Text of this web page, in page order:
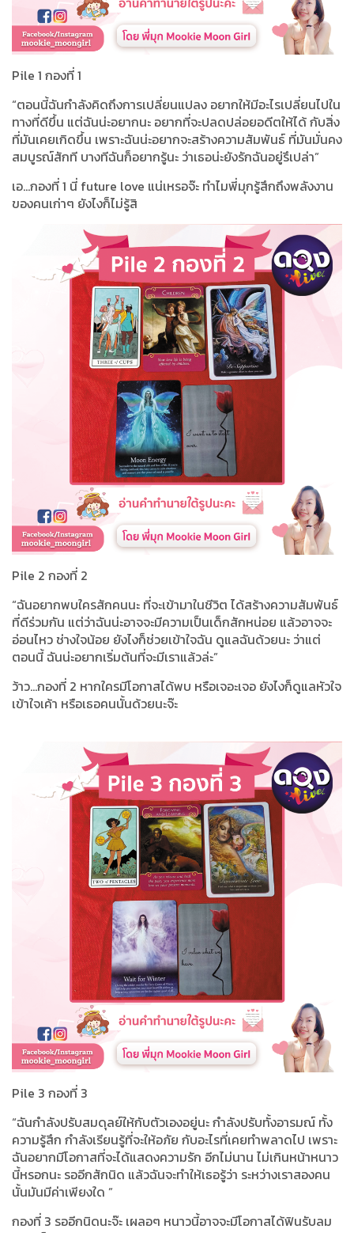
Pile 1 กองที่ 1
“ตอนนี้ฉันกำลังคิดถึงการเปลี่ยนแปลง อยากให้มีอะไรเปลี่ยนไปใน
ทางที่ดีขึ้น แต่ฉันน่ะอยากนะ อยากที่จะปลดปล่อยอดีตให้ได้ กับสิ่ง
ที่มันเคยเกิดขึ้น เพราะฉันน่ะอยากจะสร้างความสัมพันธ์ ที่มันมั่นคง
สมบูรณ์สักที บางทีฉันก็อยากรู้นะ ว่าเธอน่ะยังรักฉันอยู่รึเปล่า”
เอ…กองที่ 1 นี่ future love แน่เหรอจ๊ะ ทำไมพี่มุกรู้สึกถึงพลังงาน
ของคนเก่าๆ ยังไงก็ไม่รู้สิ
Pile 2 กองที่ 2
“ฉันอยากพบใครสักคนนะ ที่จะเข้ามาในชีวิต ได้สร้างความสัมพันธ์
ที่ดีร่วมกัน แต่ว่าฉันน่ะอาจจะมีความเป็นเด็กสักหน่อย แล้วอาจจะ
อ่อนไหว ช่างใจน้อย ยังไงก็ช่วยเข้าใจฉัน ดูแลฉันด้วยนะ ว่าแต่
ตอนนี้ ฉันน่ะอยากเริ่มต้นที่จะมีเราแล้วล่ะ”
ว้าว…กองที่ 2 หากใครมีโอกาสได้พบ หรือเจอะเจอ ยังไงก็ดูแลหัวใจ
เข้าใจเค้า หรือเธอคนนั้นด้วยนะจ๊ะ
Pile 3 กองที่ 3
“ฉันกำลังปรับสมดุลย์ให้กับตัวเองอยู่นะ กำลังปรับทั้งอารมณ์ ทั้ง
ความรู้สึก กำลังเรียนรู้ที่จะให้อภัย กับอะไรที่เคยทำพลาดไป เพราะ
ฉันอยากมีโอกาสที่จะได้แสดงความรัก อีกไม่นาน ไม่เกินหน้าหนาว
นี้หรอกนะ รออีกสักนิด แล้วฉันจะทำให้เธอรู้ว่า ระหว่างเราสองคน
นั้นมันมีค่าเพียงใด ”
กองที่ 3 รออีกนิดนะจ๊ะ เผลอๆ หนาวนี้อาจจะมีโอกาสได้ฟินรับลม